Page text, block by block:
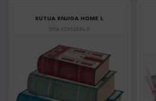
KUTIJA KNJIGA HOME L
Šifra: K29028BX-3